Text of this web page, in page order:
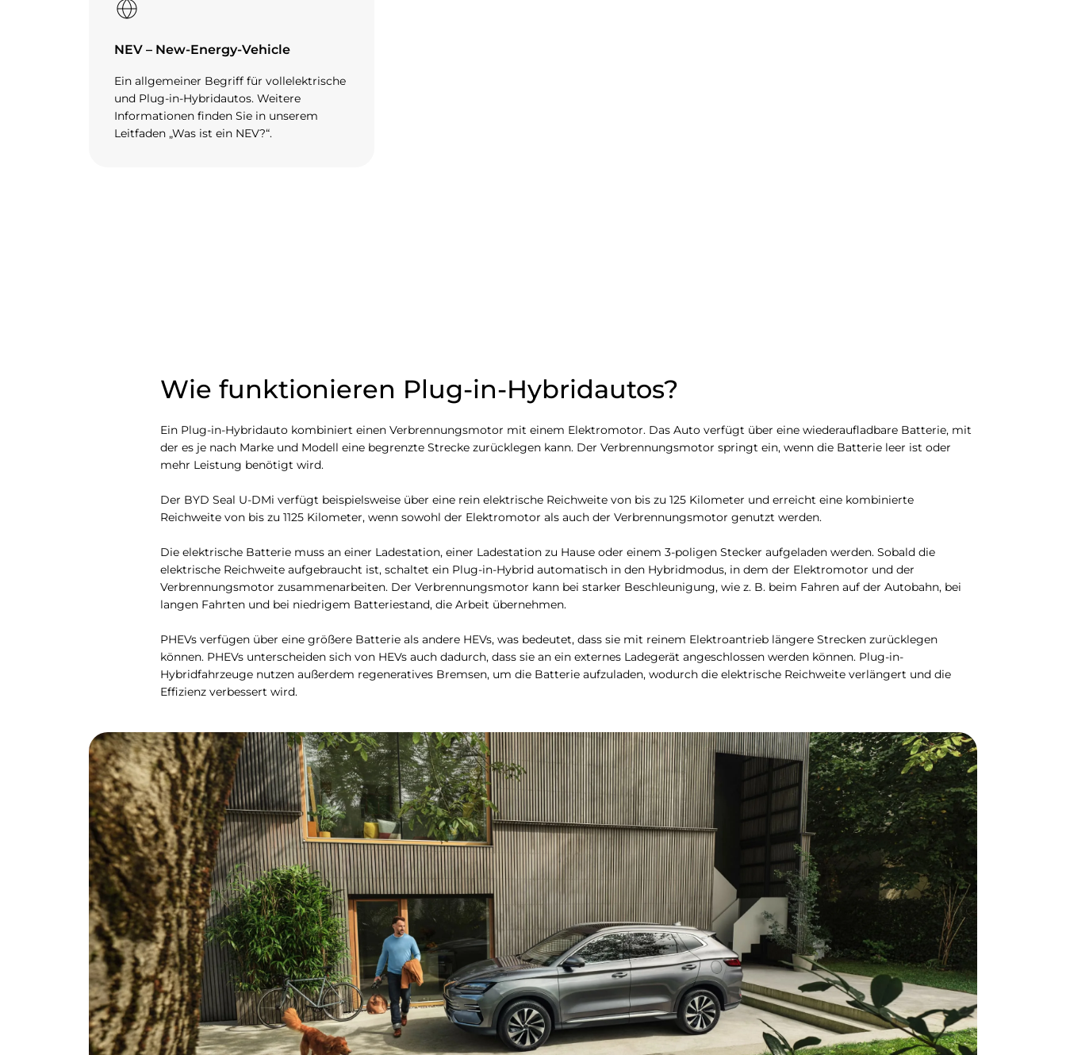
NEV – New-Energy-Vehicle
Ein allgemeiner Begriff für vollelektrische
und Plug-in-Hybridautos. Weitere
Informationen finden Sie in unserem
Leitfaden „Was ist ein NEV?“.
Wie funktionieren Plug-in-Hybridautos?
Ein Plug-in-Hybridauto kombiniert einen Verbrennungsmotor mit einem Elektromotor. Das Auto verfügt über eine wiederaufladbare Batterie, mit
der es je nach Marke und Modell eine begrenzte Strecke zurücklegen kann. Der Verbrennungsmotor springt ein, wenn die Batterie leer ist oder
mehr Leistung benötigt wird.
Der BYD Seal U-DMi verfügt beispielsweise über eine rein elektrische Reichweite von bis zu 125 Kilometer und erreicht eine kombinierte
Reichweite von bis zu 1125 Kilometer, wenn sowohl der Elektromotor als auch der Verbrennungsmotor genutzt werden.
Die elektrische Batterie muss an einer Ladestation, einer Ladestation zu Hause oder einem 3-poligen Stecker aufgeladen werden. Sobald die
elektrische Reichweite aufgebraucht ist, schaltet ein Plug-in-Hybrid automatisch in den Hybridmodus, in dem der Elektromotor und der
Verbrennungsmotor zusammenarbeiten. Der Verbrennungsmotor kann bei starker Beschleunigung, wie z. B. beim Fahren auf der Autobahn, bei
langen Fahrten und bei niedrigem Batteriestand, die Arbeit übernehmen.
PHEVs verfügen über eine größere Batterie als andere HEVs, was bedeutet, dass sie mit reinem Elektroantrieb längere Strecken zurücklegen
können. PHEVs unterscheiden sich von HEVs auch dadurch, dass sie an ein externes Ladegerät angeschlossen werden können. Plug-in-
Hybridfahrzeuge nutzen außerdem regeneratives Bremsen, um die Batterie aufzuladen, wodurch die elektrische Reichweite verlängert und die
Effizienz verbessert wird.